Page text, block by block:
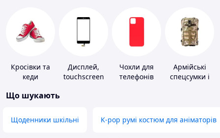
Кросівки та
кеди
Дисплей,
touchscreen
Чохли для
телефонів
Армійські
спецсумки і
Що шукають
Щоденники шкільні K-pop румі костюм для аніматорів